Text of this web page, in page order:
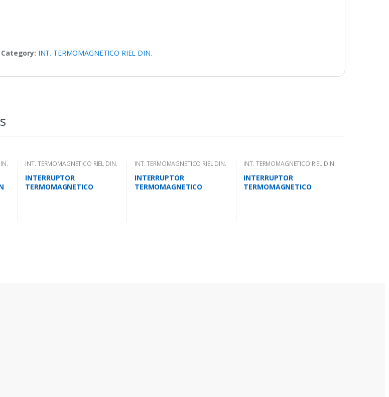
Category: INT. TERMOMAGNETICO RIEL DIN.
INT. TERMOMAGNETICO RIEL DIN.
INTERRUPTOR
TERMOMAGNETICO
INT. TERMOMAGNETICO RIEL DIN.
INTERRUPTOR
TERMOMAGNETICO
INT. TERMOMAGNETICO RIEL DIN.
INTERRUPTOR
TERMOMAGNETICO